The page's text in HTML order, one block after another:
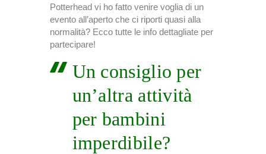
Potterhead vi ho fatto venire voglia di un
evento all’aperto che ci riporti quasi alla
normalità? Ecco tutte le info dettagliate per
partecipare!
Un consiglio per
un’altra attività
per bambini
imperdibile?